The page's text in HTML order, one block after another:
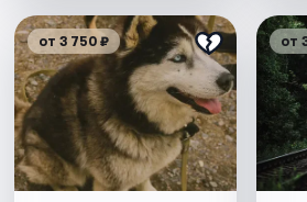
от 3 750 ₽ от